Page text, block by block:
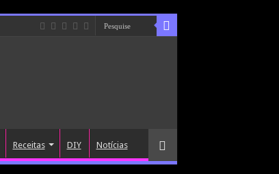
Receitas DIY Notícias